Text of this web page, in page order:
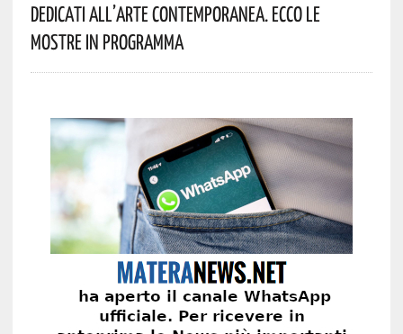
Dedicati All’arte Contemporanea. Ecco Le
Mostre In Programma